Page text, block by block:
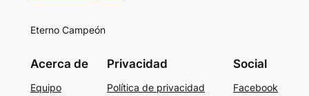
Eterno Campeón
Acerca de
Equipo
Privacidad
Política de privacidad
Social
Facebook